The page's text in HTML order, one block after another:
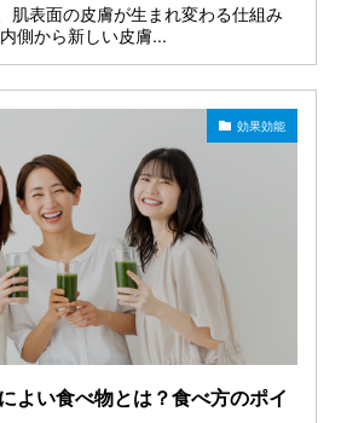
肌表面の皮膚が生まれ変わる仕組み
側から新しい皮膚...
効果効能
よい食べ物とは？食べ方のポイ